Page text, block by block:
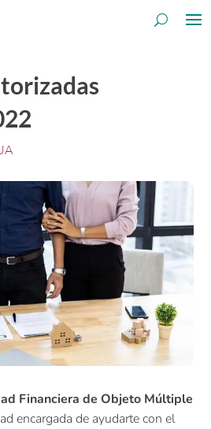
Financiera de Objeto Múltiple
encargada de ayudarte con el